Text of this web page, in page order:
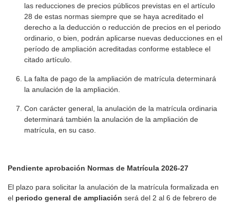
las reducciones de precios públicos previstas en el artículo
28 de estas normas siempre que se haya acreditado el
derecho a la deducción o reducción de precios en el periodo
ordinario, o bien, podrán aplicarse nuevas deducciones en el
período de ampliación acreditadas conforme establece el
citado artículo.
La falta de pago de la ampliación de matrícula determinará
la anulación de la ampliación.
Con carácter general, la anulación de la matrícula ordinaria
determinará también la anulación de la ampliación de
matrícula, en su caso.
Pendiente aprobación Normas de Matrícula 2026-27
El plazo para solicitar la anulación de la matrícula formalizada en
el periodo general de ampliación será del 2 al 6 de febrero de